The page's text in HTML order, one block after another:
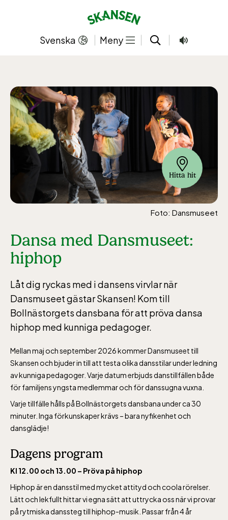
Svenska Meny
Hitta hit
Foto: Dansmuseet
Dansa med Dansmuseet:
hiphop
Låt dig ryckas med i dansens virvlar när
Dansmuseet gästar Skansen! Kom till
Bollnästorgets dansbana för att pröva dansa
hiphop med kunniga pedagoger.
Mellan maj och september 2026 kommer Dansmuseet till
Skansen och bjuder in till att testa olika dansstilar under ledning
av kunniga pedagoger. Varje datum erbjuds danstillfällen både
för familjens yngsta medlemmar och för danssugna vuxna.
Varje tillfälle hålls på Bollnästorgets dansbana under ca 30
minuter. Inga förkunskaper krävs – bara nyfikenhet och
dansglädje!
Dagens program
Kl 12.00 och 13.00 – Pröva på hiphop
Hiphop är en dansstil med mycket attityd och coola rörelser.
Lätt och lekfullt hittar vi egna sätt att uttrycka oss när vi provar
på rytmiska danssteg till hiphop-musik. Passar från 4 år